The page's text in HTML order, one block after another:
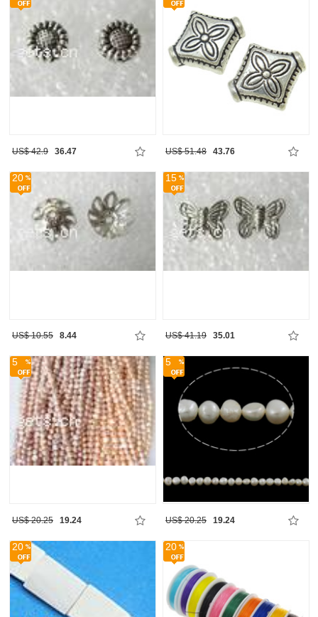
US$ 42.9 36.47 US$ 51.48 43.76
20
US$ 10.55 8.44
15
US$ 41.19 35.01
5
US$ 20.25 19.24
5
US$ 20.25 19.24
20 20